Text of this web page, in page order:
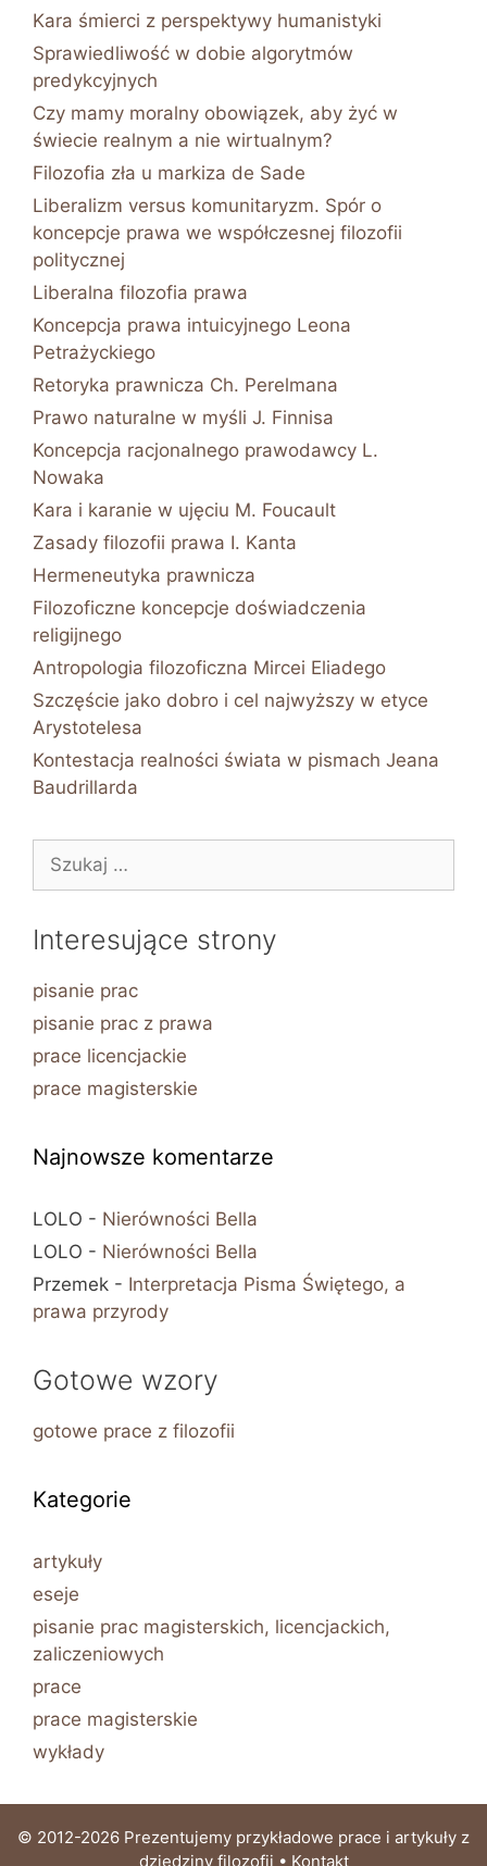
Kara śmierci z perspektywy humanistyki
Sprawiedliwość w dobie algorytmów
predykcyjnych
Czy mamy moralny obowiązek, aby żyć w
świecie realnym a nie wirtualnym?
Filozofia zła u markiza de Sade
Liberalizm versus komunitaryzm. Spór o
koncepcje prawa we współczesnej filozofii
politycznej
Liberalna filozofia prawa
Koncepcja prawa intuicyjnego Leona
Petrażyckiego
Retoryka prawnicza Ch. Perelmana
Prawo naturalne w myśli J. Finnisa
Koncepcja racjonalnego prawodawcy L.
Nowaka
Kara i karanie w ujęciu M. Foucault
Zasady filozofii prawa I. Kanta
Hermeneutyka prawnicza
Filozoficzne koncepcje doświadczenia
religijnego
Antropologia filozoficzna Mircei Eliadego
Szczęście jako dobro i cel najwyższy w etyce
Arystotelesa
Kontestacja realności świata w pismach Jeana
Baudrillarda
Interesujące strony
pisanie prac
pisanie prac z prawa
prace licencjackie
prace magisterskie
Najnowsze komentarze
LOLO - Nierówności Bella
LOLO - Nierówności Bella
Przemek - Interpretacja Pisma Świętego, a
prawa przyrody
Gotowe wzory
gotowe prace z filozofii
Kategorie
artykuły
eseje
pisanie prac magisterskich, licencjackich,
zaliczeniowych
prace
prace magisterskie
wykłady
© 2012-2026 Prezentujemy przykładowe prace i artykuły z
dziedziny filozofii • Kontakt